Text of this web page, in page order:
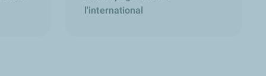
l'international